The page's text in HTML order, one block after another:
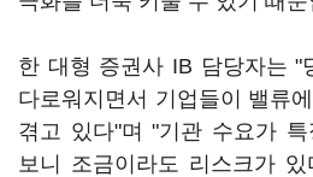
한 대형 증권사 IB 담당자는 "
다로워지면서 기업들이 밸류
겪고 있다"며 "기관 수요가
보니 조금이라도 리스크가